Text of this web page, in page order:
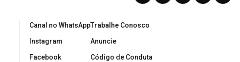
Canal no WhatsApp
Instagram
Facebook
Trabalhe Conosco
Anuncie
Código de Conduta